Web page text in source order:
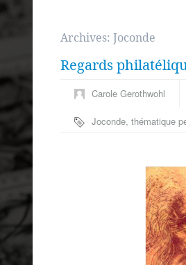
Archives: Joconde
Regards
Carole Gerothwohl
Joconde, thématique